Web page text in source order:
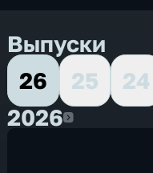
Выпуски
26
25 24
20262026